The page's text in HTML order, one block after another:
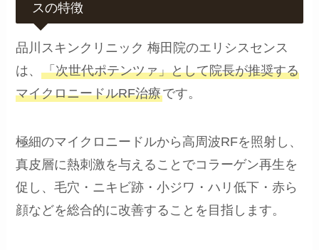
スの特徴
品川スキンクリニック 梅田院のエリシスセンス
は、「次世代ポテンツァ」として院長が推奨する
マイクロニードルRF治療です。
極細のマイクロニードルから高周波RFを照射し、
真皮層に熱刺激を与えることでコラーゲン再生を
促し、毛穴・ニキビ跡・小ジワ・ハリ低下・赤ら
顔などを総合的に改善することを目指します。